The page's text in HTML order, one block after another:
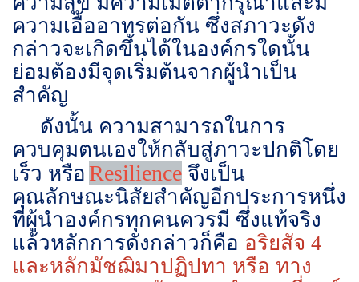
ความเอื้ออาทรต่อกัน ซึ่งสภาวะดัง
กล่าวจะเกิดขึ้นได้ในองค์กรใดนั้น
ย่อมต้องมีจุดเริ่มต้นจากผู้นำเป็น
สำคัญ
ดังนั้น ความสามารถในการ
ควบคุมตนเองให้กลับสู่ภาวะปกติโดย
เร็ว หรือ Resilience จึงเป็น
คุณลักษณะนิสัยสำคัญอีกประการหนึ่ง
ที่ผู้นำองค์กรทุกคนควรมี ซึ่งแท้จริง
แล้วหลักการดังกล่าวก็คือ อริยสัจ 4
และหลักมัชฌิมาปฏิปทา หรือ ทาง